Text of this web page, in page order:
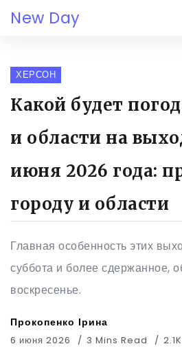
New Day
ХЕРСОН
Какой будет
и области на
июня 2026 года:
городу и области
Главная особенность этих
суббота и более сдержанное,
воскресенье.
Прокопенко Ірина
6 июня 2026 3 Mins Read